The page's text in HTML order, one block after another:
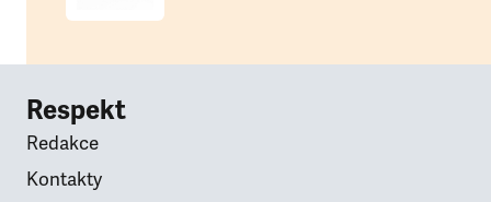
Respekt
Redakce
Kontakty